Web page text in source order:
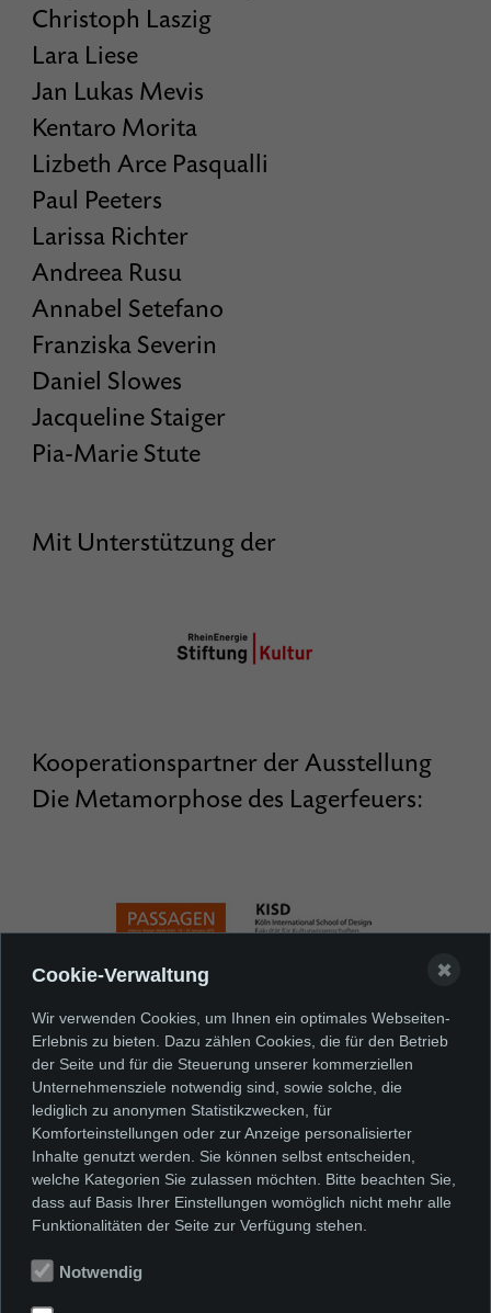
Christoph Laszig
Lara Liese
Jan Lukas Mevis
Kentaro Morita
Lizbeth Arce Pasqualli
Paul Peeters
Larissa Richter
Andreea Rusu
Annabel Setefano
Franziska Severin
Daniel Slowes
Jacqueline Staiger
Pia-Marie Stute
Mit Unterstützung der
Kooperationspartner der Ausstellung
Die Metamorphose des Lagerfeuers:
Wir danken für die freundliche
Unterstützung:
Cookie-Verwaltung
Wir verwenden Cookies, um Ihnen ein optimales Webseiten-
Erlebnis zu bieten. Dazu zählen Cookies, die für den Betrieb
der Seite und für die Steuerung unserer kommerziellen
Unternehmensziele notwendig sind, sowie solche, die
lediglich zu anonymen Statistikzwecken, für
Komforteinstellungen oder zur Anzeige personalisierter
Inhalte genutzt werden. Sie können selbst entscheiden,
welche Kategorien Sie zulassen möchten. Bitte beachten Sie,
dass auf Basis Ihrer Einstellungen womöglich nicht mehr alle
Funktionalitäten der Seite zur Verfügung stehen.
Notwendig
✖